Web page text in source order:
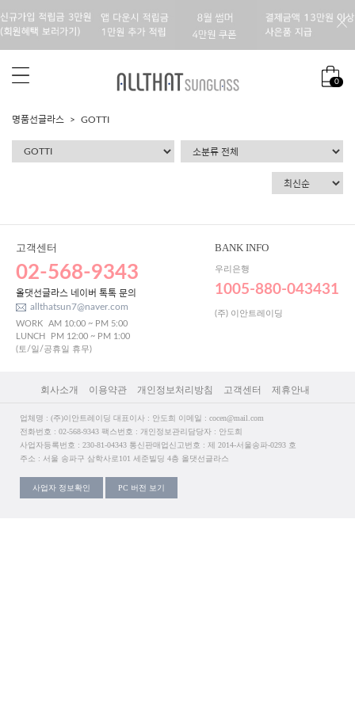
0
명품선글라스 GOTTI
고객센터
02-568-9343
올댓선글라스 네이버 톡톡 문의
allthatsun7@naver.com
WORK
AM 10:00 ~ PM 5:00
LUNCH
PM 12:00 ~ PM 1:00
(토/일/공휴일 휴무)
BANK INFO
우리은행
1005-880-043431
(주) 이안트레이딩
회사소개 이용약관 개인정보처리방침 고객센터 제휴안내
업체명 : (주)이안트레이딩 대표이사 : 안도희 이메일 : cocen@mail.com
전화번호 : 02-568-9343 팩스번호 : 개인정보관리담당자 : 안도희
사업자등록번호 : 230-81-04343 통신판매업신고번호 : 제 2014-서울송파-0293 호
주소 : 서울 송파구 삼학사로101 세준빌딩 4층 올댓선글라스
사업자 정보확인 PC 버전 보기